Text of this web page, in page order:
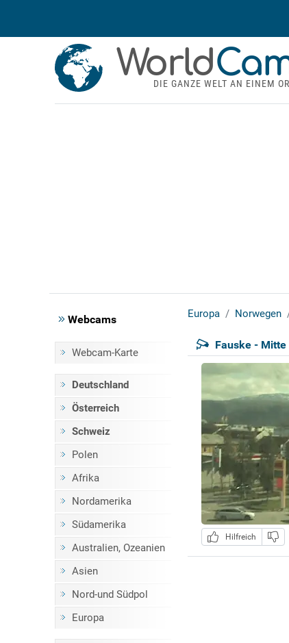
World
DIE GANZE WELT AN EINEM
Webcams
Webcam-Karte
Deutschland
Österreich
Schweiz
Polen
Afrika
Nordamerika
Südamerika
Australien, Ozeanien
Asien
Nord-und Südpol
Europa
Europa Norwegen
Fauske - Mitte
Hilfreich